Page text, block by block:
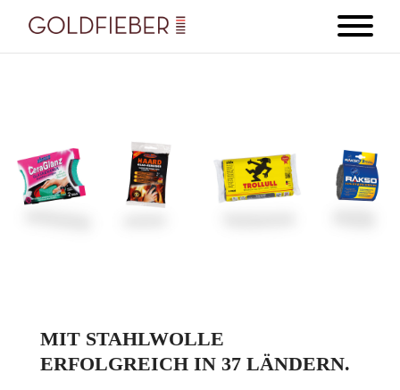
MIT STAHLWOLLE
ERFOLGREICH IN 37 LÄNDERN.